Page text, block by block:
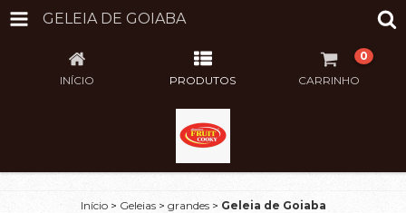
GELEIA DE GOIABA
INÍCIO PRODUTOS CARRINHO
0
Início > Geleias > grandes > Geleia de Goiaba